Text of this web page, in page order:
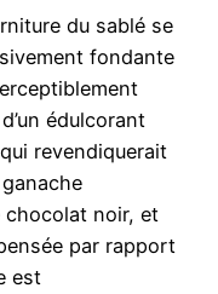
du sablé se
fondante
édulcorant
revendiquerait
chocolat noir, et
par rapport
est